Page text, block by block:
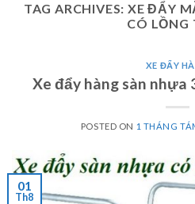
TAG ARCHIVES:XE ĐẨY
CÓ LỒNG
XE ĐẨY
Xe đẩy hàng sàn nhựa
POSTED ON 1 THÁNG
01
Th8